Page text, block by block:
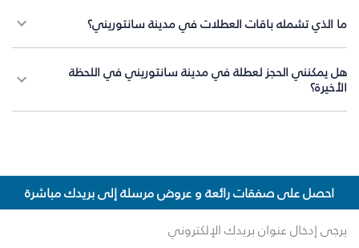
ما الذي تشمله باقات العطلات في مدينة سانتوريني؟
هل يمكنني الحجز لعطلة في مدينة سانتوريني في اللحظة
الأخيرة؟
احصل على صفقات رائعة و عروض مرسلة إلى بريدك مباشرة